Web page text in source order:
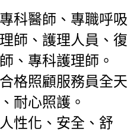
科醫師、專職呼吸
師、護理人員、復
、專科護理師。
格照顧服務員全天
耐心照護。
性化、安全、舒